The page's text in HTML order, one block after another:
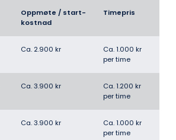
Oppmøte / start­
kostnad
Timepris
Ca. 2.900 kr
Ca. 1.000 kr
per time
Ca. 3.900 kr
Ca. 1.200 kr
per time
Ca. 3.900 kr
Ca. 1.000 kr
per time